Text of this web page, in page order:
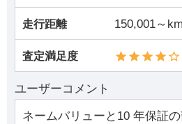
走行距離 150,001～km
査定満足度
ユーザーコメント
ネームバリューと10 年保証の